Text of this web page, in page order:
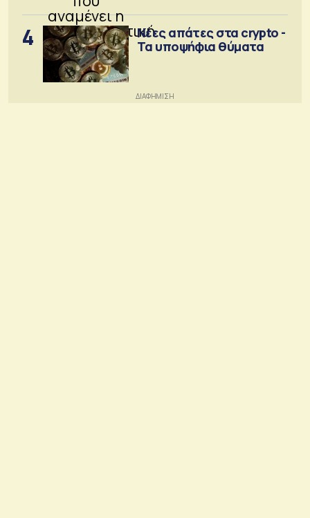
4
Νέες απάτες στα crypto -
Τα υποψήφια θύματα